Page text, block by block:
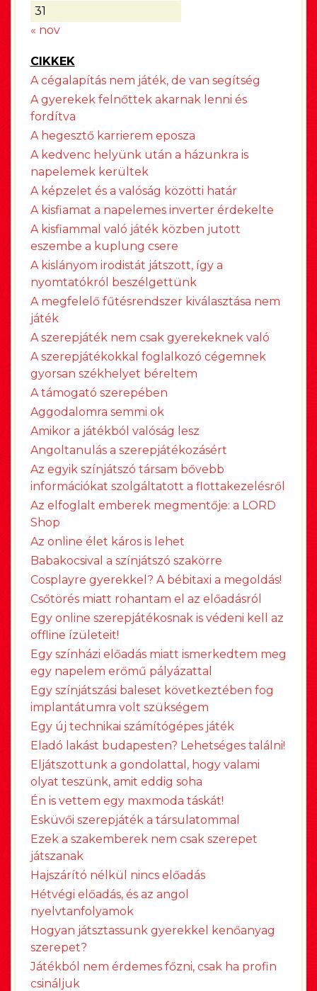
31
« nov
CIKKEK
A cégalapítás nem játék, de van segítség
A gyerekek felnőttek akarnak lenni és
fordítva
A hegesztő karrierem eposza
A kedvenc helyünk után a házunkra is
napelemek kerültek
A képzelet és a valóság közötti határ
A kisfiamat a napelemes inverter érdekelte
A kisfiammal való játék közben jutott
eszembe a kuplung csere
A kislányom irodistát játszott, így a
nyomtatókról beszélgettünk
A megfelelő fűtésrendszer kiválasztása nem
játék
A szerepjáték nem csak gyerekeknek való
A szerepjátékokkal foglalkozó cégemnek
gyorsan székhelyet béreltem
A támogató szerepében
Aggodalomra semmi ok
Amikor a játékból valóság lesz
Angoltanulás a szerepjátékozásért
Az egyik színjátszó társam bővebb
információkat szolgáltatott a flottakezelésről
Az elfoglalt emberek megmentője: a LORD
Shop
Az online élet káros is lehet
Babakocsival a színjátszó szakörre
Cosplayre gyerekkel? A bébitaxi a megoldás!
Csőtörés miatt rohantam el az előadásról
Egy online szerepjátékosnak is védeni kell az
offline ízületeit!
Egy színházi előadás miatt ismerkedtem meg
egy napelem erőmű pályázattal
Egy színjátszási baleset következtében fog
implantátumra volt szükségem
Egy új technikai számítógépes játék
Eladó lakást budapesten? Lehetséges találni!
Eljátszottunk a gondolattal, hogy valami
olyat teszünk, amit eddig soha
Én is vettem egy maxmoda táskát!
Esküvői szerepjáték a társulatommal
Ezek a szakemberek nem csak szerepet
játszanak
Hajszárító nélkül nincs előadás
Hétvégi előadás, és az angol
nyelvtanfolyamok
Hogyan játsztassunk gyerekkel kenőanyag
szerepet?
Játékból nem érdemes főzni, csak ha profin
csináljuk